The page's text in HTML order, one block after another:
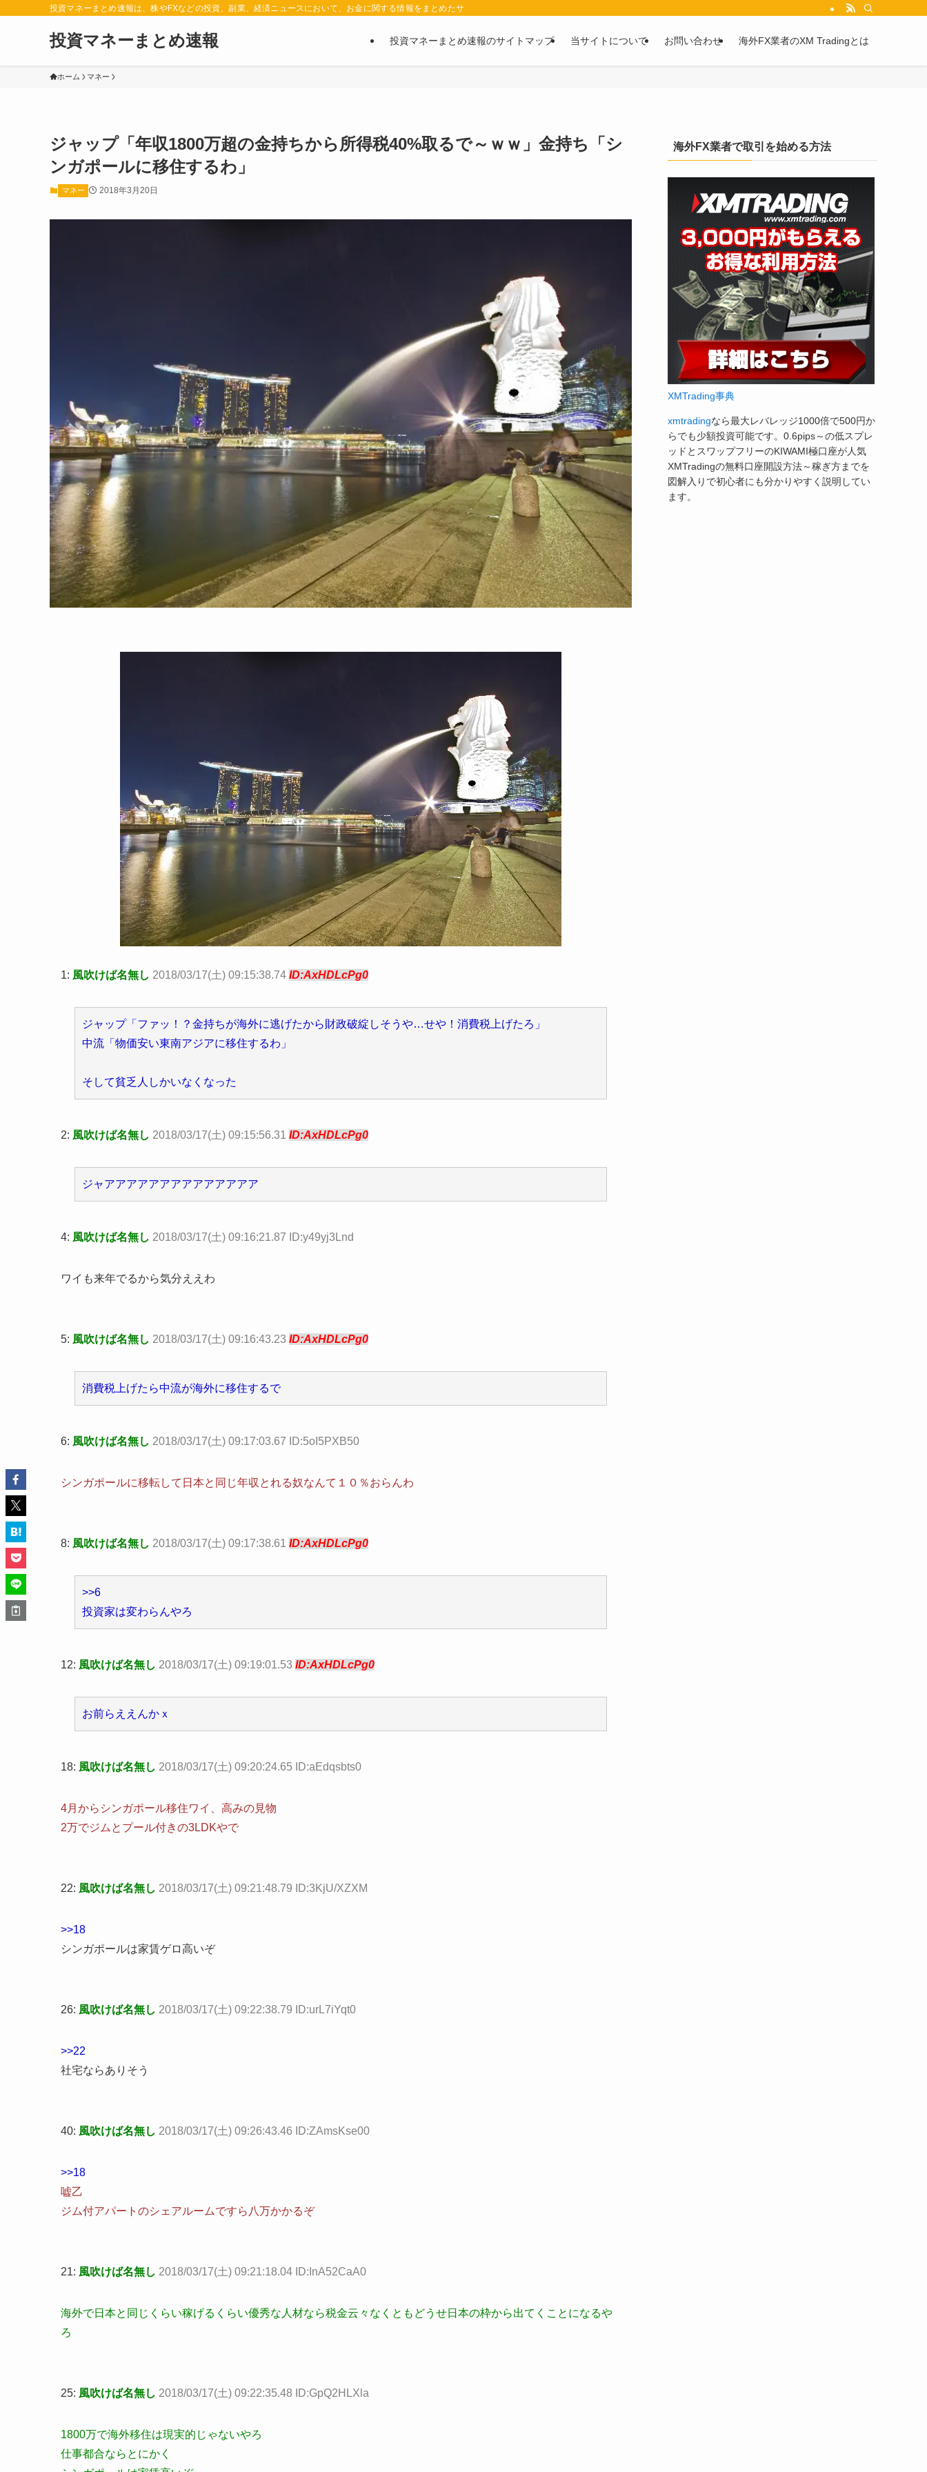
投資マネーまとめ速報は、株やFXなどの投資、副業、経済ニュースにおいて、お金に関する情報をまとめたサイトです。お金に関する情報の口コミや評判を2chや5chからピックアップしています。
投資マネーまとめ速報 投資マネーまとめ速報のサイトマップ 当サイトについて お問い合わせ 海外FX業者のXM Tradingとは
ホーム マネー
ジャップ「年収1800万超の金持ちから所得税40%取るで～ｗｗ」金持ち「シ
ンガポールに移住するわ」
マネー 2018年3月20日
1: 風吹けば名無し 2018/03/17(土) 09:15:38.74 ID:AxHDLcPg0
ジャップ「ファッ！？金持ちが海外に逃げたから財政破綻しそうや…せや！消費税上げたろ」
中流「物価安い東南アジアに移住するわ」
そして貧乏人しかいなくなった
2: 風吹けば名無し 2018/03/17(土) 09:15:56.31 ID:AxHDLcPg0
ジャアアアアアアアアアアアアアア
4: 風吹けば名無し 2018/03/17(土) 09:16:21.87 ID:y49yj3Lnd
ワイも来年でるから気分ええわ
5: 風吹けば名無し 2018/03/17(土) 09:16:43.23 ID:AxHDLcPg0
消費税上げたら中流が海外に移住するで
6: 風吹けば名無し 2018/03/17(土) 09:17:03.67 ID:5oI5PXB50
シンガポールに移転して日本と同じ年収とれる奴なんて１０％おらんわ
8: 風吹けば名無し 2018/03/17(土) 09:17:38.61 ID:AxHDLcPg0
>>6
投資家は変わらんやろ
12: 風吹けば名無し 2018/03/17(土) 09:19:01.53 ID:AxHDLcPg0
お前らええんかｘ
18: 風吹けば名無し 2018/03/17(土) 09:20:24.65 ID:aEdqsbts0
4月からシンガポール移住ワイ、高みの見物
2万でジムとプール付きの3LDKやで
22: 風吹けば名無し 2018/03/17(土) 09:21:48.79 ID:3KjU/XZXM
>>18
シンガポールは家賃ゲロ高いぞ
26: 風吹けば名無し 2018/03/17(土) 09:22:38.79 ID:urL7iYqt0
>>22
社宅ならありそう
40: 風吹けば名無し 2018/03/17(土) 09:26:43.46 ID:ZAmsKse00
>>18
嘘乙
ジム付アパートのシェアルームですら八万かかるぞ
21: 風吹けば名無し 2018/03/17(土) 09:21:18.04 ID:InA52CaA0
海外で日本と同じくらい稼げるくらい優秀な人材なら税金云々なくともどうせ日本の枠から出てくことになるや
ろ
25: 風吹けば名無し 2018/03/17(土) 09:22:35.48 ID:GpQ2HLXla
1800万で海外移住は現実的じゃないやろ
仕事都合ならとにかく
海外FX業者で取引を始める方法
XMTrading事典
xmtradingなら最大レバレッジ1000倍で500円か
らでも少額投資可能です。0.6pips～の低スプレ
ッドとスワップフリーのKIWAMI極口座が人気
XMTradingの無料口座開設方法～稼ぎ方までを
図解入りで初心者にも分かりやすく説明してい
ます。